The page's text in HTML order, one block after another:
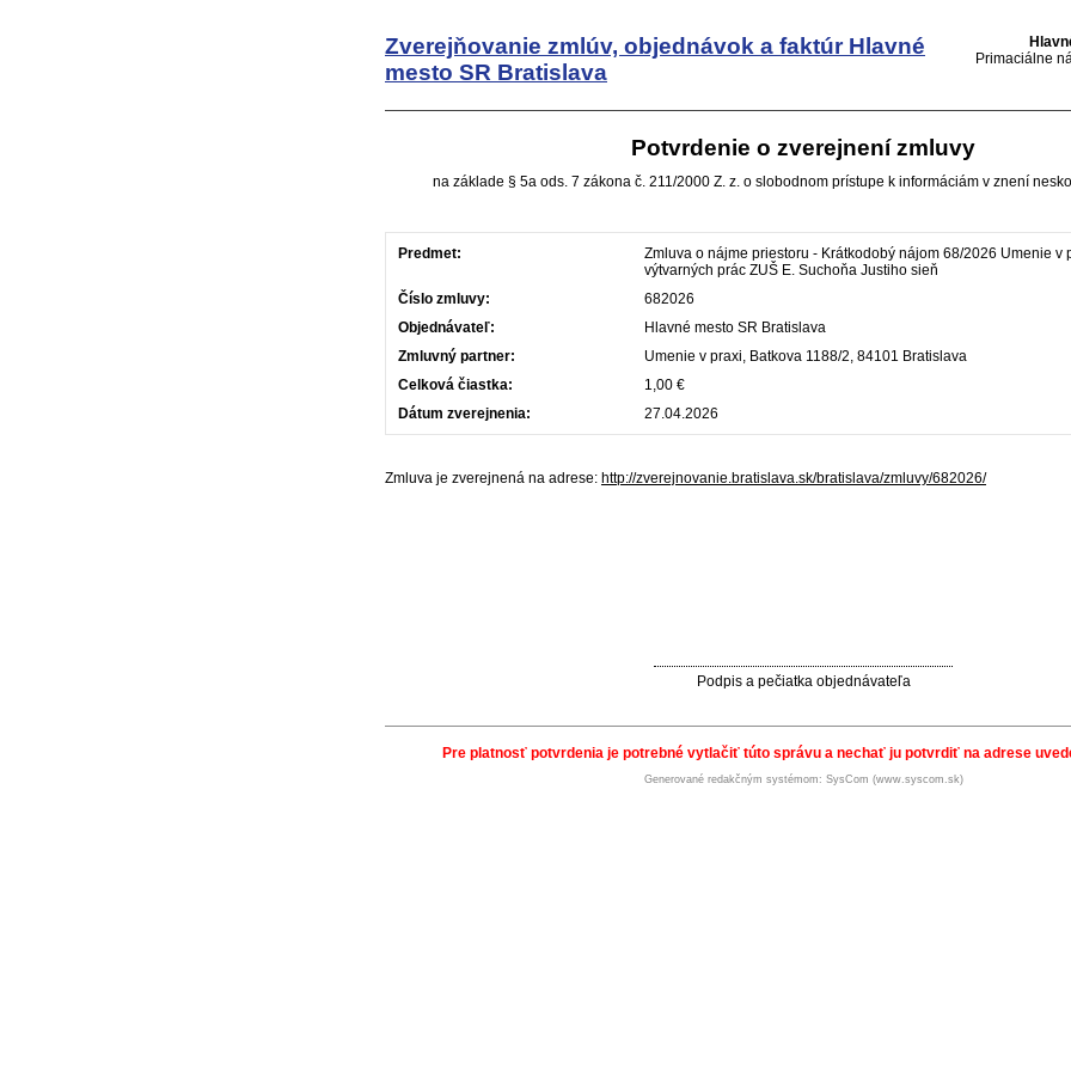
Zverejňovanie zmlúv, objednávok a faktúr Hlavné
mesto SR Bratislava
Primaciálne
Potvrdenie o zverejnení zmluvy
na základe § 5a ods. 7 zákona č. 211/2000 Z. z. o slobodnom prístupe k informáciám v znení
Predmet:
Zmluva o nájme priestoru - Krátkodobý nájom 68/2026 Umenie v
výtvarných prác ZUŠ E. Suchoňa Justiho sieň
Číslo zmluvy:
682026
Objednávateľ:
Hlavné mesto SR Bratislava
Zmluvný partner:
Umenie v praxi, Batkova 1188/2, 84101 Bratislava
Celková čiastka:
1,00 €
Dátum zverejnenia:
27.04.2026
Zmluva je zverejnená na adrese: http://zverejnovanie.bratislava.sk/bratislava/zmluvy/682026/
Podpis a pečiatka objednávateľa
Pre platnosť potvrdenia je potrebné vytlačiť túto správu a nechať ju potvrdiť na adrese
Generované redakčným systémom: SysCom (www.syscom.sk)